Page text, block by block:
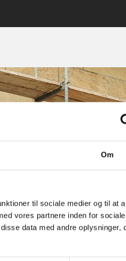
Om
til sociale medier og til at
vores partnere inden for sociale
data med andre oplysninger,